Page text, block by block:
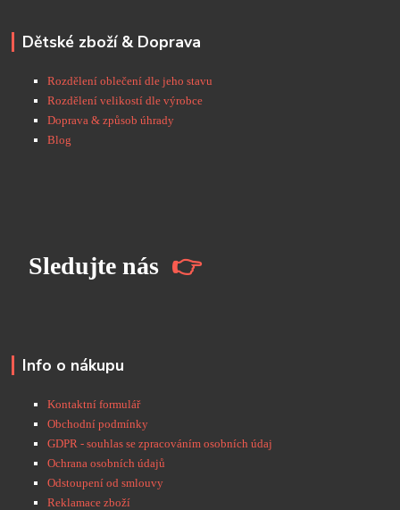
Dětské zboží & Doprava
Rozdělení oblečení dle jeho stavu
Rozdělení velikostí dle výrobce
Doprava & způsob úhrady
Blog
Sledujte nás 👉
Info o nákupu
Kontaktní formulář
Obchodní podmínky
GDPR - souhlas se zpracováním osobních údaj
Ochrana osobních údajů
Odstoupení od smlouvy
Reklamace zboží